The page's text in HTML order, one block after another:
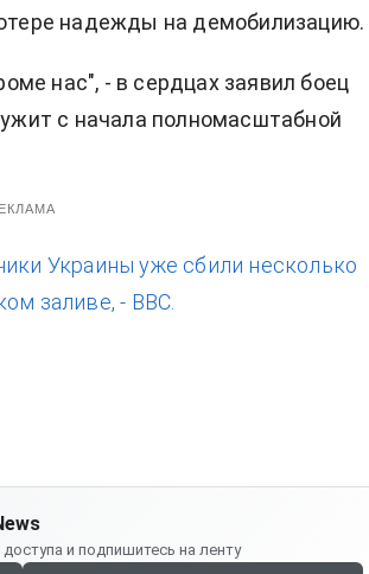
надежды на демобилизацию.
нас", - в сердцах заявил боец
с начала полномасштабной
Украины уже сбили несколько
заливе, - BBC.
и подпишитесь на ленту